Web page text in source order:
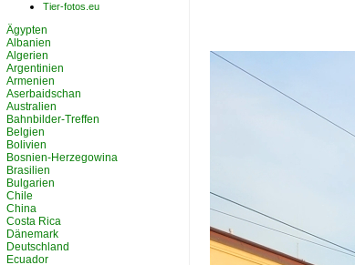
Tier-fotos.eu
Ägypten
Albanien
Algerien
Argentinien
Armenien
Aserbaidschan
Australien
Bahnbilder-Treffen
Belgien
Bolivien
Bosnien-Herzegowina
Brasilien
Bulgarien
Chile
China
Costa Rica
Dänemark
Deutschland
Ecuador